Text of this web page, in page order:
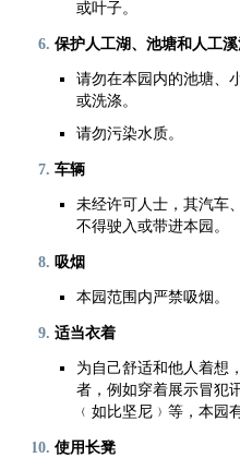
或叶子。
保护人工湖、池塘和人工
请勿在本园内的池塘、
或洗涤。
请勿污染水质。
车辆
未经许可人士，其汽车
不得驶入或带进本园。
吸烟
本园范围内严禁吸烟。
适当衣着
为自己舒适和他人着想
者，例如穿着展示冒犯
﹙如比坚尼﹚等，本园
使用长凳